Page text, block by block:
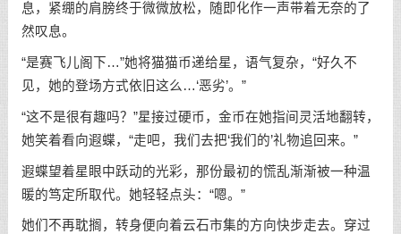
息，紧绷的肩膀终于微微放松，随即化作一声带着无奈的了
然叹息。
“是赛飞儿阁下…”她将猫猫币递给星，语气复杂，“好久不
见，她的登场方式依旧这么…‘恶劣’。”
“这不是很有趣吗？”星接过硬币，金币在她指间灵活地翻转，
她笑着看向遐蝶，“走吧，我们去把‘我们的’礼物追回来。”
遐蝶望着星眼中跃动的光彩，那份最初的慌乱渐渐被一种温
暖的笃定所取代。她轻轻点头：“嗯。”
她们不再耽搁，转身便向着云石市集的方向快步走去。穿过